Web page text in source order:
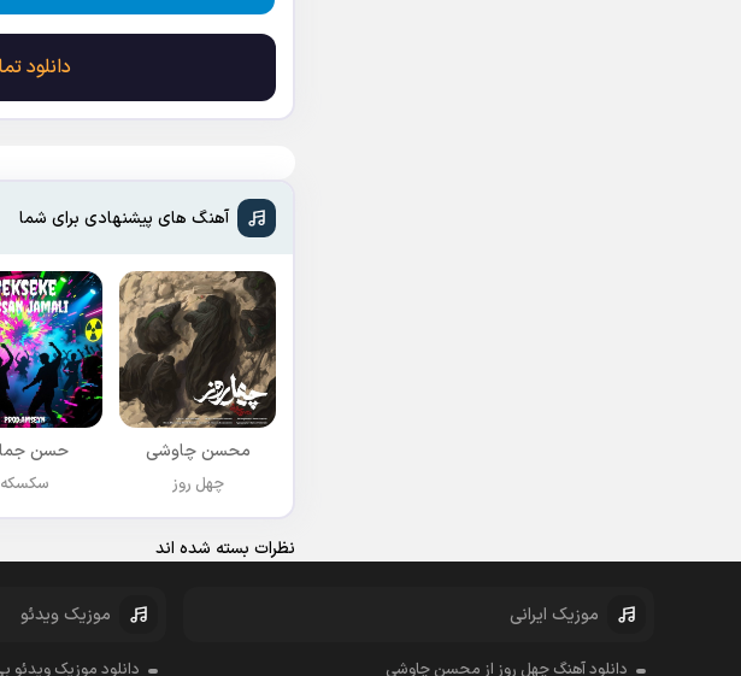
دانلود تمام
آهنگ های پیشنهادی برای شما
محسن چاوشی
چهل روز
حسن
سکسکه
نظرات بسته شده اند
موزیک ایرانی
دانلود آهنگ چهل روز از محسن چاوشی
موزیک ویدئو
دانلود موزیک ویدئو